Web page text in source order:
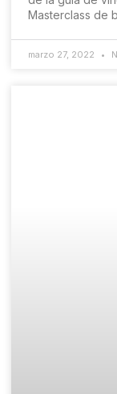
Masterclass de
marzo 27, 2022